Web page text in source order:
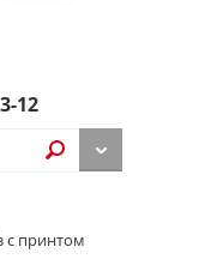
12
с принтом